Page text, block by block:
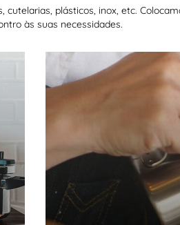
plásticos, inox, etc.
às suas necessidades.